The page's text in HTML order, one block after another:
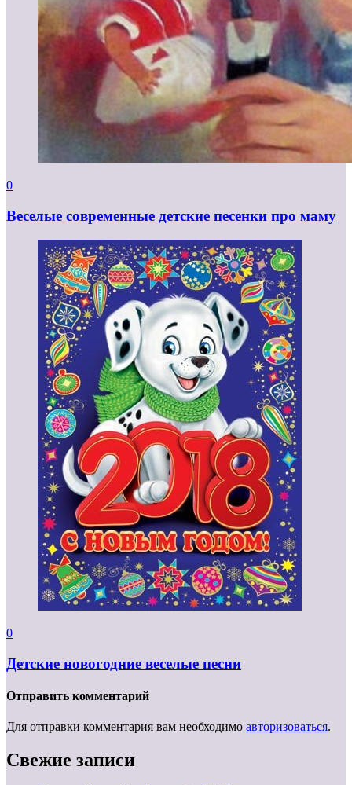
0
Веселые современные детские песенки про маму
0
Детские новогодние веселые песни
Отправить комментарий
Для отправки комментария вам необходимо авторизоваться.
Свежие записи